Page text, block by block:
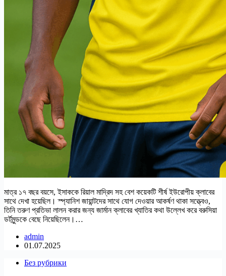
মাত্র ১৭ বছর বয়সে, ইসাককে রিয়াল মাদ্রিদ সহ বেশ কয়েকটি শীর্ষ ইউরোপীয় ক্লাবের
সাথে দেখা হয়েছিল। স্প্যানিশ জায়ান্টদের সাথে যোগ দেওয়ার আকর্ষণ থাকা সত্ত্বেও,
তিনি তরুণ প্রতিভা লালন করার জন্য জার্মান ক্লাবের খ্যাতির কথা উল্লেখ করে বরুসিয়া
ডর্টমুন্ডকে বেছে নিয়েছিলেন।…
admin
01.07.2025
Без рубрики